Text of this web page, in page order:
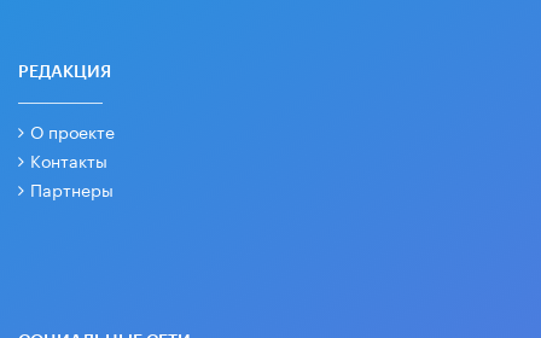
РЕДАКЦИЯ
О проекте
Контакты
Партнеры